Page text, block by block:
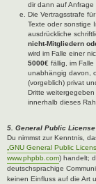
dir dann auf Anfrage
Die Vertragsstrafe
Texte oder sonstige
ausdrückliche
nicht-Mitgliedern
wird im Falle einer
5000€ fällig, im
unabhängig davon,
(vorgeblich) privat
Dritte
innerhalb dieses
5. General Public License
Du nimmst zur Kenntnis,
„GNU General Public
www.phpbb.com) handelt;
deutschsprachige
keinen Einfluss auf die Art